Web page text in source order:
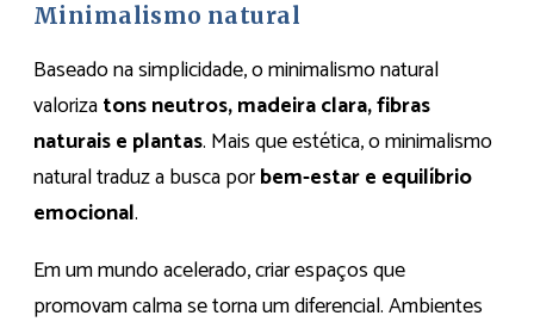
Minimalismo natural
Baseado na simplicidade, o minimalismo natural
valorizatons neutros, madeira clara, fibras
naturais e plantas. Mais que estética, o minimalismo
natural traduz a busca porbem-estar e equilíbrio
emocional.
Em um mundo acelerado, criar espaços que
promovam calma se torna um diferencial. Ambientes